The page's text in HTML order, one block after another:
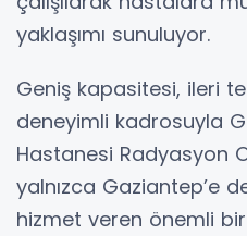
yaklaşımı sunuluyor.
Geniş kapasitesi, ileri
deneyimli kadrosuyla
Hastanesi Radyasyon
yalnızca Gaziantep’e
hizmet veren önemli